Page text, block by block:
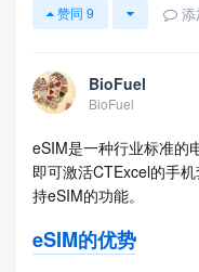
赞同 9 添
BioFuel
BioFuel
eSIM是一种行业标准的
即可激活CTExcel的手
持eSIM的功能。
eSIM的优势